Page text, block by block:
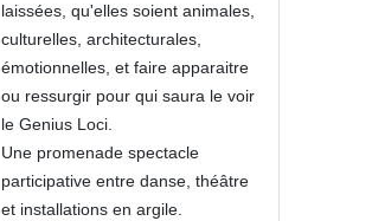
laissées, qu'elles soient animales,
culturelles, architecturales,
émotionnelles, et faire apparaitre
ou ressurgir pour qui saura le voir
le Genius Loci.
Une promenade spectacle
participative entre danse, théâtre
et installations en argile.